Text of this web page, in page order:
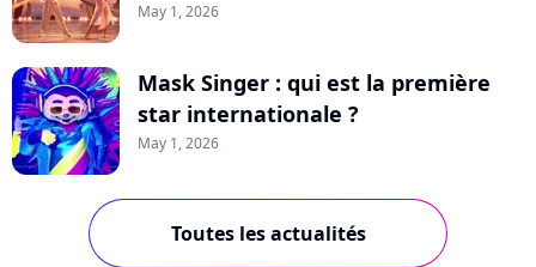
May 1, 2026
Mask Singer : qui est la première
star internationale ?
May 1, 2026
Toutes les actualités